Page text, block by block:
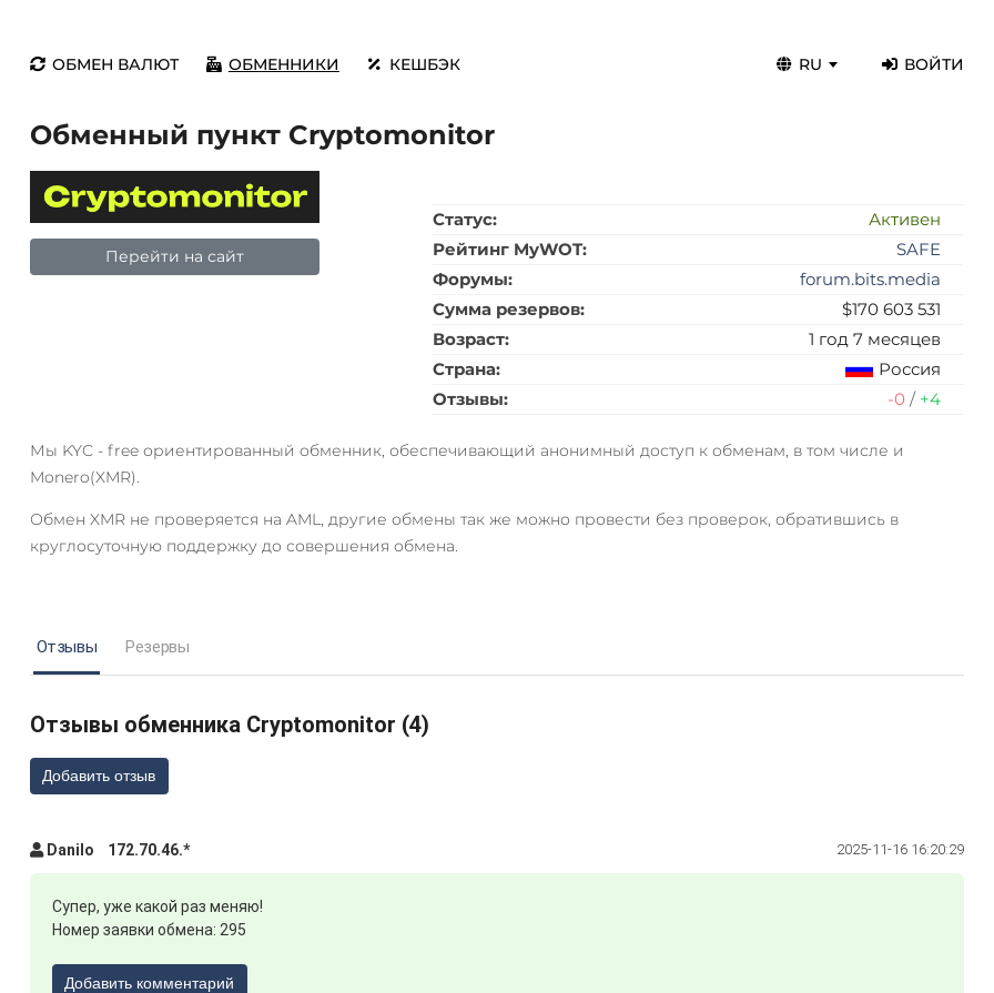
ОБМЕН ВАЛЮТ ОБМЕННИКИ КЕШБЭК RU ВОЙТИ
Обменный пункт Cryptomonitor
Перейти на сайт
Статус:
Активен
Рейтинг MyWOT:
SAFE
Форумы:
forum.bits.media
Сумма резервов:
$170 603 531
Возраст:
1 год 7 месяцев
Страна:
Россия
Отзывы:
-0 / +4
Мы KYC - free ориентированный обменник, обеспечивающий анонимный доступ к обменам, в том числе и
Monero(XMR).
Обмен XMR не проверяется на AML, другие обмены так же можно провести без проверок, обратившись в
круглосуточную поддержку до совершения обмена.
Отзывы Резервы
Отзывы обменника Cryptomonitor (4)
Добавить отзыв
Danilo 172.70.46.* 2025-11-16 16:20:29
Супер, уже какой раз меняю!
Номер заявки обмена: 295
Добавить комментарий